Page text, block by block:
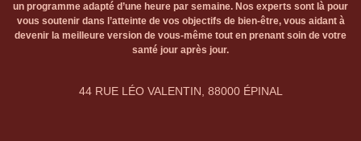
un programme adapté d’une heure par semaine. Nos experts sont là pour
vous soutenir dans l’atteinte de vos objectifs de bien-être, vous aidant à
devenir la meilleure version de vous-même tout en prenant soin de votre
santé jour après jour.
44 RUE LÉO VALENTIN, 88000 ÉPINAL